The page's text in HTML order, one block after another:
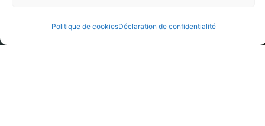
Politique de cookiesDéclaration de confidentialité